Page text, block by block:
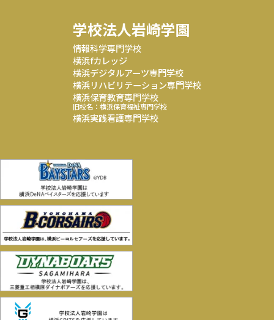
学校法人岩崎学園
情報科学専門学校
横浜fカレッジ
横浜デジタルアーツ専門学校
横浜リハビリテーション専門学校
横浜保育教育専門学校
旧校名：横浜保育福祉専門学校
横浜実践看護専門学校